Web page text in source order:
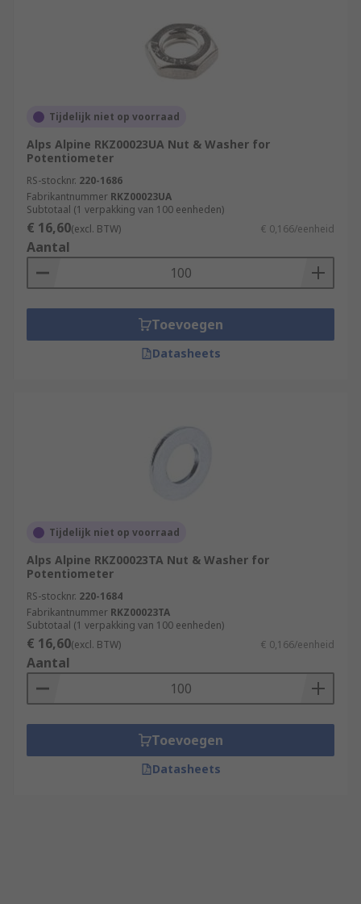
Tijdelijk niet op voorraad
Alps Alpine RKZ00023UA Nut & Washer for
Potentiometer
RS-stocknr. 220-1686
Fabrikantnummer RKZ00023UA
Subtotaal (1 verpakking van 100 eenheden)
€ 16,60(excl. BTW) € 0,166/eenheid
Aantal
Toevoegen
Datasheets
Tijdelijk niet op voorraad
Alps Alpine RKZ00023TA Nut & Washer for
Potentiometer
RS-stocknr. 220-1684
Fabrikantnummer RKZ00023TA
Subtotaal (1 verpakking van 100 eenheden)
€ 16,60(excl. BTW) € 0,166/eenheid
Aantal
Toevoegen
Datasheets